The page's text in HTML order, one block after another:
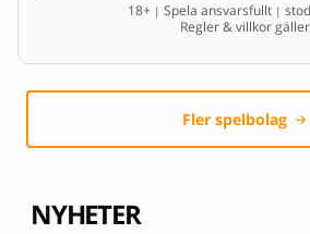
18+ | Spela ansvarsfullt |
Regler & villkor gäller
Fler spelbolag
NYHETER